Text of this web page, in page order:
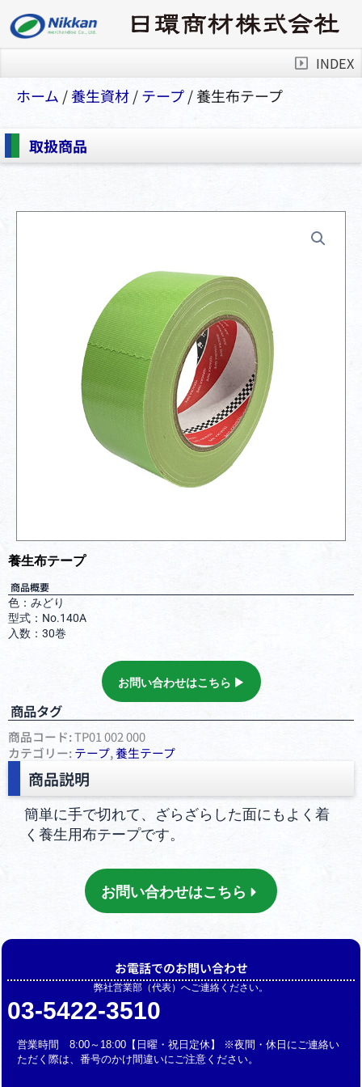
INDEX
ホーム /養生資材/テープ/ 養生布テープ
取扱商品
養生布テープ
商品概要
色：みどり
型式：No.140A
入数：30巻
お問い合わせはこちら ▶︎
商品タグ
商品コード:TP01 002 000
カテゴリー:テープ,養⽣テープ
商品説明
簡単に手で切れて、ざらざらした面にもよく着
く養生用布テープです。
お問い合わせはこちら
お電話でのお問い合わせ
弊社営業部（代表）へご連絡ください。
03-5422-3510
営業時間 8:00～18:00【日曜・祝日定休】 ※夜間・休日にご連絡い
ただく際は、番号のかけ間違いにご注意ください。